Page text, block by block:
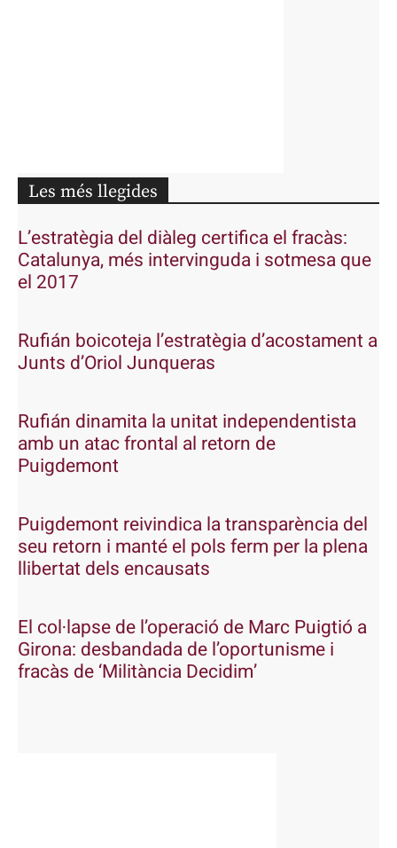
Les més llegides
L’estratègia del diàleg certifica el fracàs:
Catalunya, més intervinguda i sotmesa que
el 2017
Rufián boicoteja l’estratègia d’acostament a
Junts d’Oriol Junqueras
Rufián dinamita la unitat independentista
amb un atac frontal al retorn de
Puigdemont
Puigdemont reivindica la transparència del
seu retorn i manté el pols ferm per la plena
llibertat dels encausats
El col·lapse de l’operació de Marc Puigtió a
Girona: desbandada de l’oportunisme i
fracàs de ‘Militància Decidim’